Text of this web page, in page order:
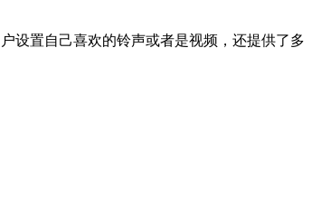
设置自己喜欢的铃声或者是视频，还提供了多